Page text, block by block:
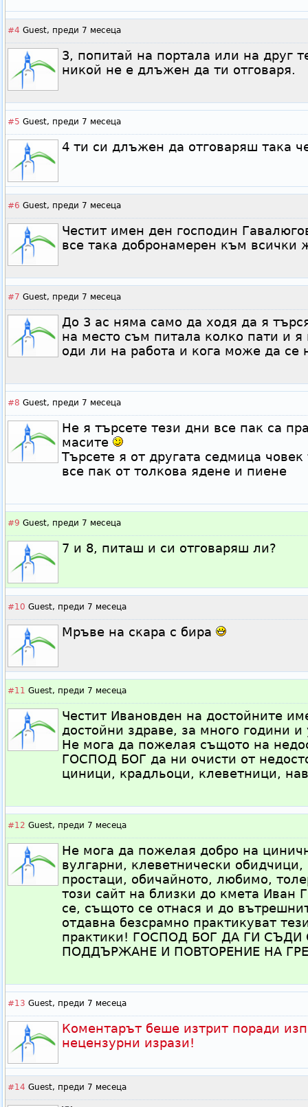
#4 Guest, преди 7 месеца
3, попитай на портала или на друг
никой не е длъжен да ти отговаря.
#5 Guest, преди 7 месеца
4 ти си длъжен да отговаряш така
#6 Guest, преди 7 месеца
Честит имен ден господин
все така добронамерен към всички
#7 Guest, преди 7 месеца
До 3 ас няма само да ходя да я
на место съм питала колко пати и
оди ли на работа и кога може да се
#8 Guest, преди 7 месеца
Не я търсете тези дни все пак са
масите
Търсете я от другата седмица
все пак от толкова ядене и пиене
#9 Guest, преди 7 месеца
7 и 8, питаш и си отговаряш ли?
#10 Guest, преди 7 месеца
Мръве на скара с бира
#11 Guest, преди 7 месеца
Честит Ивановден на достойните
достойни здраве, за много години
Не мога да пожелая същото на
ГОСПОД БОГ да ни очисти от
циници, крадльоци, клеветници,
#12 Guest, преди 7 месеца
Не мога да пожелая добро на
вулгарни, клеветнически обидчици,
простаци, обичайното, любимо,
този сайт на близки до кмета Иван
се, същото се отнася и до
отдавна безсрамно практикуват
практики! ГОСПОД БОГ ДА ГИ
ПОДДЪРЖАНЕ И ПОВТОРЕНИЕ НА
#13 Guest, преди 7 месеца
Коментарът беше изтрит поради
нецензурни изрази!
#14 Guest, преди 7 месеца